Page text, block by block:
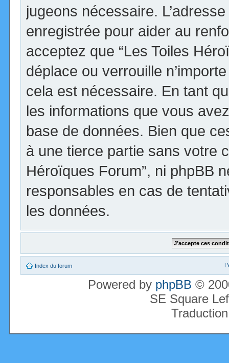
jugeons nécessaire.
enregistrée pour aider au
acceptez que “Les Toiles
déplace ou verrouille
cela est nécessaire. En tant
les informations que vous
base de données. Bien que
à une tierce partie sans votre
Héroïques Forum”, ni phpBB
responsables en cas de
les données.
Index du forum
Powered by phpBB ©
SE Square